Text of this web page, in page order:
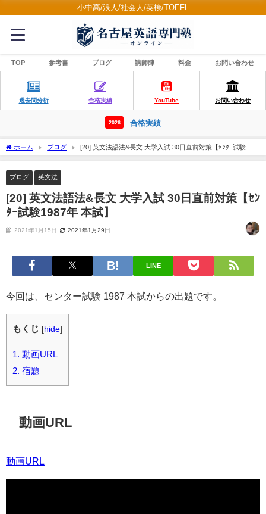
小中高/浪人/社会人/英検/TOEFL
TOP 参考書 ブログ 講師陣 料金 お問い合わせ
過去問分析 合格実績 YouTube お問い合わせ
2026 合格実績
ホーム ブログ
[20] 英文法語法&長文 大学入試 30日直前対策【ｾﾝﾀｰ試験
1987年 本試】
ブログ 英文法
[20] 英文法語法&長文 大学入試 30日直前対策【ｾﾝ
ﾀｰ試験1987年 本試】
2021年1月15日 2021年1月29日
LINE
今回は、センター試験 1987 本試からの出題です。
もくじ [hide]
1. 動画URL
2. 宿題
動画URL
動画URL